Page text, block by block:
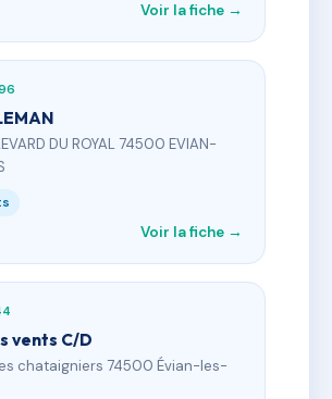
Voir la fiche →
DU ROYAL 74500 EVIAN-
Voir la fiche →
vents C/D
chataigniers 74500 Évian-les-